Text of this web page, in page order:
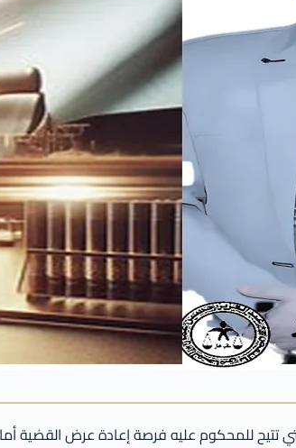
تتيح للمحكوم عليه فرصة إعادة عرض القضية